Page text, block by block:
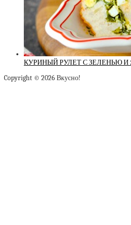
КУРИНЫЙ РУЛЕТ С ЗЕЛЕНЬЮ
Copyright © 2026 Вкусно!